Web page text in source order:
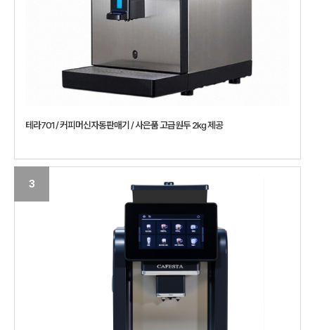
테라701 / 커피머신자동판매기 / 사은품 고급원두 2kg 제공
3